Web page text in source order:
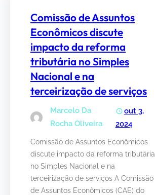
Comissão de Assuntos
Econômicos discute
impacto da reforma
tributária no Simples
Nacional e na
terceirização de serviços
Marcelo Da
Rocha Oliveira
out 3,
2024
Comissão de Assuntos Econômicos
discute impacto da reforma tributária
no Simples Nacional e na
terceirização de serviços A Comissão
de Assuntos Econômicos (CAE) do